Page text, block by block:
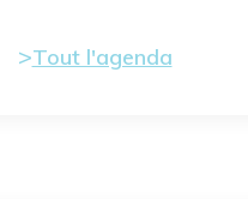
Tout l'agenda